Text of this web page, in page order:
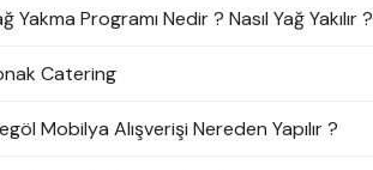
Yakma Programı Nedir ? Nasıl Yağ Yakılır ?
Catering
Mobilya Alışverişi Nereden Yapılır ?